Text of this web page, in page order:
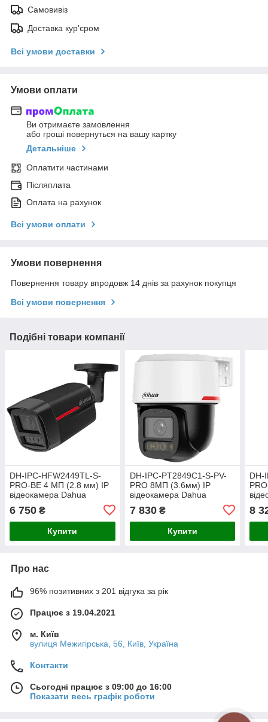
Самовивіз
Доставка кур'єром
Всі умови доставки
Умови оплати
Ви отримаєте замовлення
або гроші повернуться на вашу картку
Детальніше
Оплатити частинами
Післяплата
Оплата на рахунок
Всі умови оплати
Умови повернення
Повернення товару впродовж 14 днів за рахунок покупця
Всі умови повернення
Подібні товари компанії
DH-IPC-HFW2449TL-S-
PRO-BE 4 МП (2.8 мм) IP
відеокамера Dahua
6 750 ₴
Купити
DH-IPC-PT2849C1-S-PV-
PRO 8МП (3.6мм) IP
відеокамера Dahua
7 830₴
Купити
DH-
8
Про нас
96% позитивних з 201 відгука за рік
Працює з 19.04.2021
м. Київ
вулиця Межигірська, 56, Київ, Україна
Контакти
Сьогодні працює з 09:00 до 16:00
Показати весь графік роботи